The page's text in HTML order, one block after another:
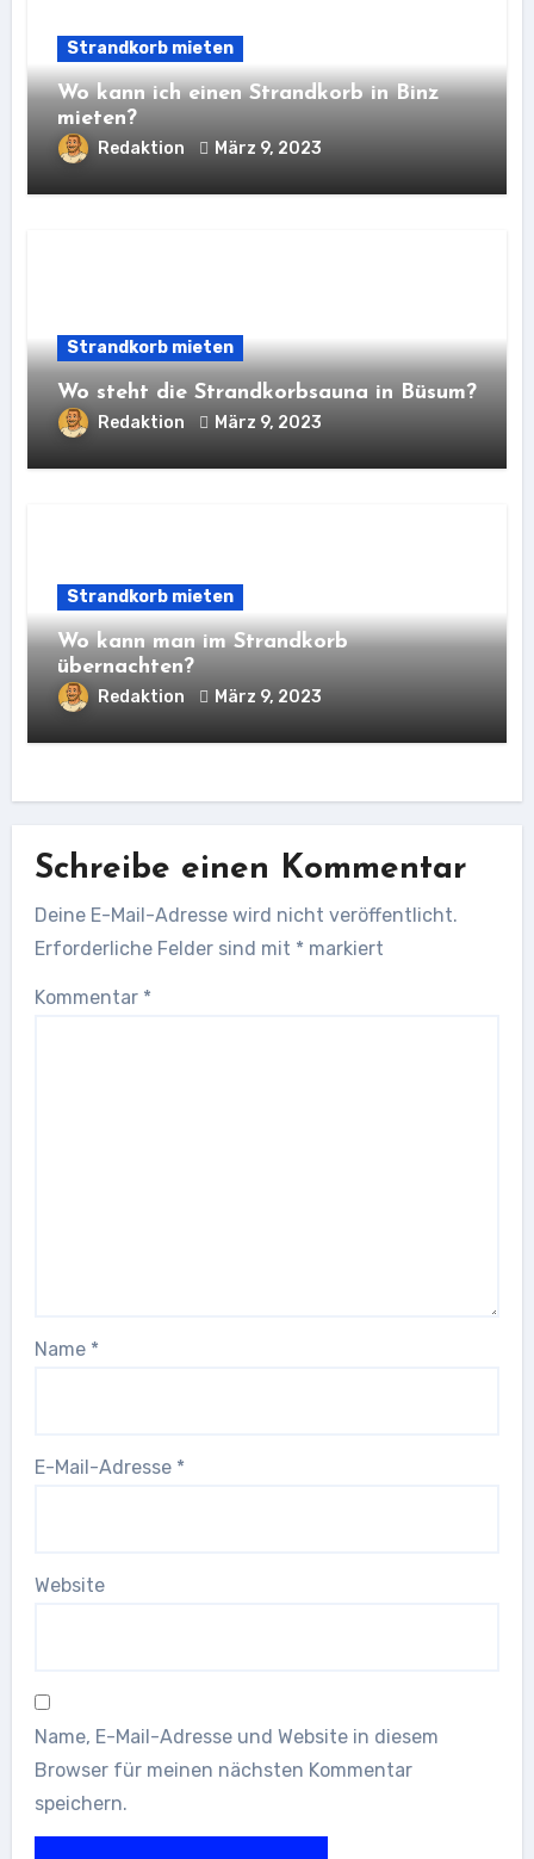
Strandkorb mieten
Wo kann ich einen Strandkorb in Binz
mieten?
Redaktion März 9, 2023
Strandkorb mieten
Wo steht die Strandkorbsauna in Büsum?
Redaktion März 9, 2023
Strandkorb mieten
Wo kann man im Strandkorb
übernachten?
Redaktion März 9, 2023
Schreibe einen Kommentar
Deine E-Mail-Adresse wird nicht veröffentlicht.
Erforderliche Felder sind mit * markiert
Kommentar *
Name *
E-Mail-Adresse *
Website
Name, E-Mail-Adresse und Website in diesem
Browser für meinen nächsten Kommentar
speichern.